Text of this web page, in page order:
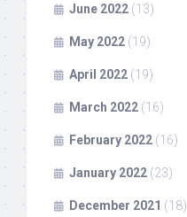
June 2022 (13)
May 2022 (19)
April 2022 (19)
March 2022 (16)
February 2022 (16)
January 2022 (23)
December 2021 (18)